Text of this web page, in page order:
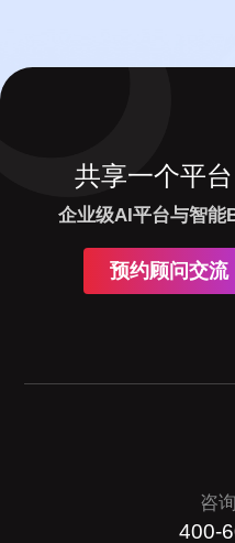
共享一个平
企业级AI平台与智能
预约顾问交流
咨
400-